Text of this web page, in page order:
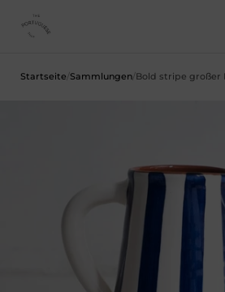
Startseite/Sammlungen/Bold stripe großer